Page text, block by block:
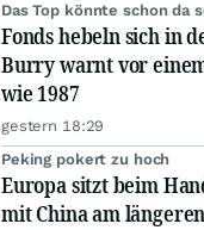
Das Top könnte schon da
Fonds hebeln sich in
Burry warnt vor
wie 1987
gestern 18:29
Peking pokert zu hoch
Europa sitzt beim
mit China am